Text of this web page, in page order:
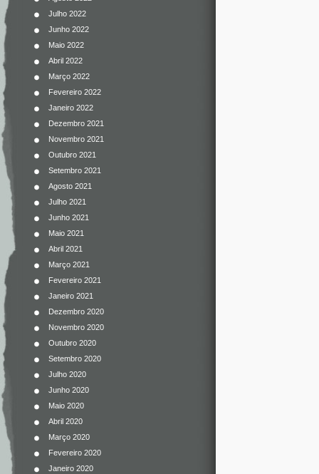
Julho 2022
Junho 2022
Maio 2022
Abril 2022
Março 2022
Fevereiro 2022
Janeiro 2022
Dezembro 2021
Novembro 2021
Outubro 2021
Setembro 2021
Agosto 2021
Julho 2021
Junho 2021
Maio 2021
Abril 2021
Março 2021
Fevereiro 2021
Janeiro 2021
Dezembro 2020
Novembro 2020
Outubro 2020
Setembro 2020
Julho 2020
Junho 2020
Maio 2020
Abril 2020
Março 2020
Fevereiro 2020
Janeiro 2020